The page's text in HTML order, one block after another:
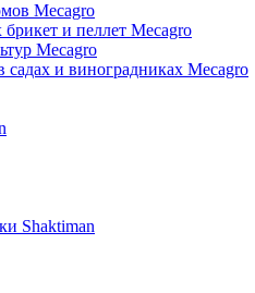
Mecagro
и пеллет Mecagro
Mecagro
и виноградниках Mecagro
Shaktiman